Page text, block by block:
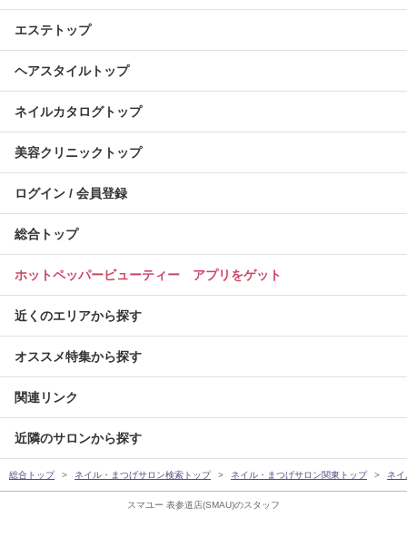
スマユー 表参道店(SMAU)のスタッフ
エステトップ
ヘアスタイルトップ
ネイルカタログトップ
美容クリニックトップ
ログイン / 会員登録
総合トップ
ホットペッパービューティー アプリをゲット
近くのエリアから探す
オススメ特集から探す
関連リンク
近隣のサロンから探す
総合トップ ネイル・まつげサロン検索トップ ネイル・まつげサロン関東トップ ネ